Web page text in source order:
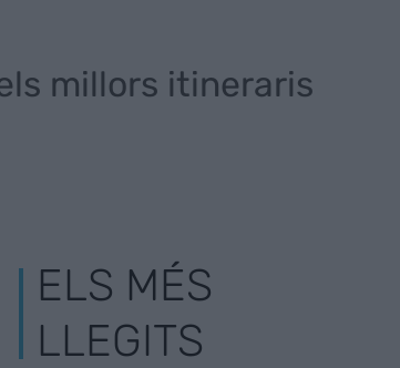
millors itineraris
ELS MÉS
LLEGITS